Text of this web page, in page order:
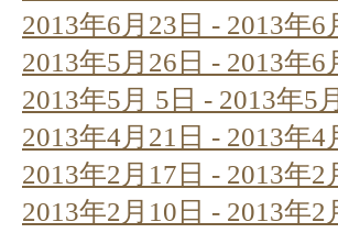
2013年6月23日 - 2013年6
2013年5月26日 - 2013年6
2013年5月 5日 - 2013年5
2013年4月21日 - 2013年4
2013年2月17日 - 2013年2
2013年2月10日 - 2013年2